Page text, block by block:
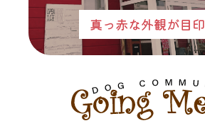
真っ赤な外観が目